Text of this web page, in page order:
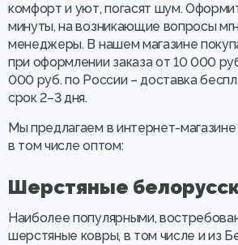
комфорт и уют, погасят шум.
минуты, на возникающие вопросы
менеджеры. В нашем магазине
при оформлении заказа от 10 000
000 руб. по России – доставка
срок 2–3 дня.
Мы предлагаем в интернет-
в том числе оптом:
Шерстяные
Наиболее популярными,
шерстяные ковры, в том числе и из